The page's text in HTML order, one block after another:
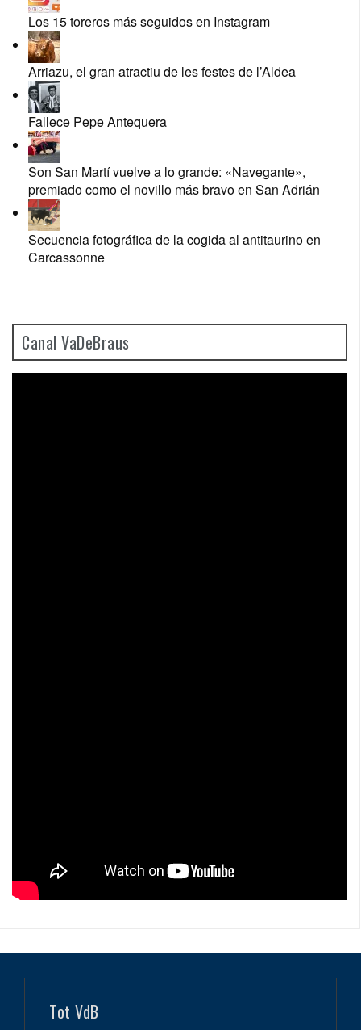
Los 15 toreros más seguidos en Instagram
Arriazu, el gran atractiu de les festes de l’Aldea
Fallece Pepe Antequera
Son San Martí vuelve a lo grande: «Navegante»,
premiado como el novillo más bravo en San Adrián
Secuencia fotográfica de la cogida al antitaurino en
Carcassonne
Canal VaDeBraus
Tot VdB